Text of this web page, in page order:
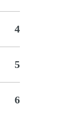
4
5
6